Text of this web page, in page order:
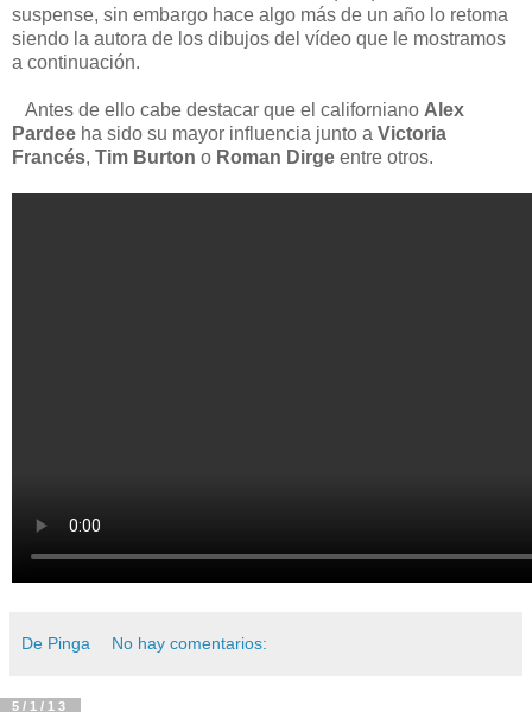
suspense, sin embargo hace algo más de un año lo retoma
siendo la autora de los dibujos del vídeo que le mostramos
a continuación.
Antes de ello cabe destacar que el californiano Alex
Pardee ha sido su mayor influencia junto a Victoria
Francés, Tim Burton o Roman Dirge entre otros.
De Pinga No hay comentarios:
5/1/13